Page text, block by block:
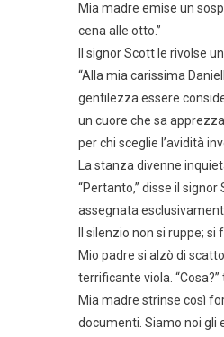
Mia madre emise un
cena alle otto.”
Il signor Scott le rivolse
“Alla mia carissima
gentilezza essere
un cuore che sa
per chi sceglie l’avidità
La stanza divenne
“Pertanto,” disse il
assegnata
Il silenzio non si ruppe;
Mio padre si alzò di
terrificante viola.
Mia madre strinse così
documenti. Siamo noi gli